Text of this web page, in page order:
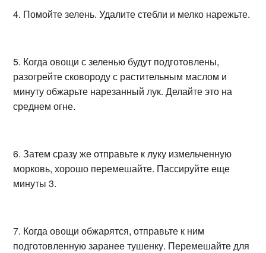
4. Помойте зелень. Удалите стебли и мелко нарежьте.
5. Когда овощи с зеленью будут подготовлены,
разогрейте сковороду с растительным маслом и
минуту обжарьте нарезанный лук. Делайте это на
среднем огне.
6. Затем сразу же отправьте к луку измельченную
морковь, хорошо перемешайте. Пассируйте еще
минуты 3.
7. Когда овощи обжарятся, отправьте к ним
подготовленную заранее тушенку. Перемешайте для